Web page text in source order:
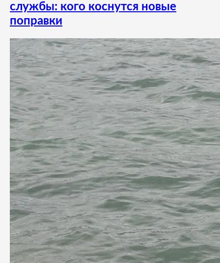
службы: кого коснутся новые
поправки